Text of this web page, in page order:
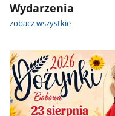
Wydarzenia
zobacz wszystkie